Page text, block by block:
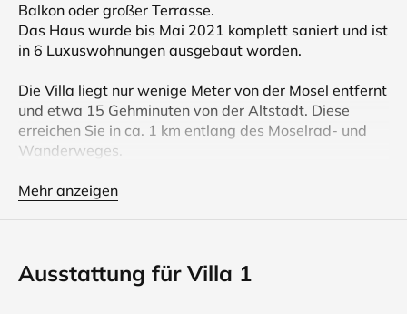
Balkon oder großer Terrasse.
Das Haus wurde bis Mai 2021 komplett saniert und ist
in 6 Luxuswohnungen ausgebaut worden.
Die Villa liegt nur wenige Meter von der Mosel entfernt
und etwa 15 Gehminuten von der Altstadt. Diese
erreichen Sie in ca. 1 km entlang des Moselrad- und
Wanderweges.
Villa 1 und 2 verfügen über eine Privatsauna in der
Hier verwöhnen Sie sich mit höchstem Komfort.
Alle Wohnungen haben kostenlosen W-Lan Anschluss.
Mehr anzeigen
Ausstattung für Villa 1